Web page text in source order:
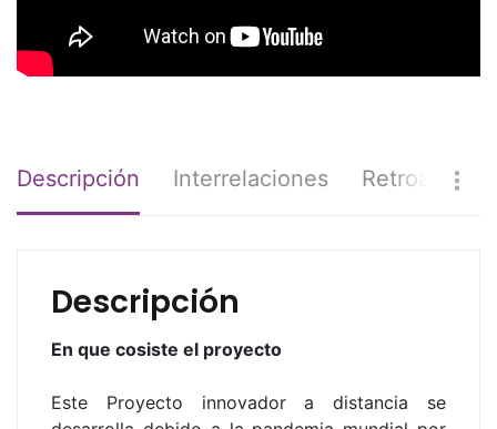
Descripción Interrelaciones
Descripción
En que cosiste el proyecto
Este Proyecto innovador a distancia se